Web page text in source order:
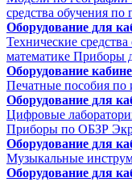
средства обучения по
Оборудование для
Технические средства
математике Приборы
Оборудование
Печатные пособия по
Оборудование для
Цифровые
Приборы по ОБЗР
Оборудование для
Музыкальные
Оборудование для